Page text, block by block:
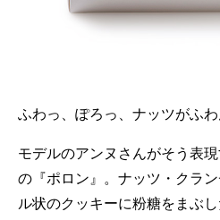
ふわっ、ぽろっ、ナッツがふ
モデルのアンヌさんがそう表
の『ポロン』。ナッツ・クラ
ル状のクッキーに粉糖をまぶ